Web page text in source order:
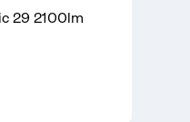
29 2100lm